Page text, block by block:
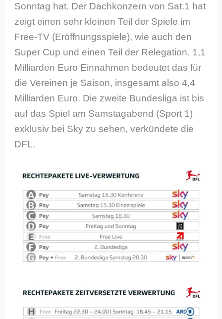
Sonntag hat. Der Dachkonzern von Sat.1 hat
zeigt einen sehr kleinen Teil der Spiele im
Free-TV (Eröffnungsspiele), wie auch den
Super Cup und einen Teil der Relegation. 1,1
Milliarden Euro Einnahmen bedeutet das für
die Vereinen je Saison, insgesamt also 4,4
Milliarden Euro. Die zweite Bundesliga ist bis
auf das Spiel am Samstagabend (Sport 1)
exklusiv bei Sky zu sehen, verkündete die
DFL.